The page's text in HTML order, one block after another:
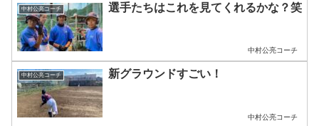
中村公亮コーチ 選手たちはこれを見てくれるかな？笑
中村公亮コーチ
中村公亮コーチ 新グラウンドすごい！
中村公亮コーチ